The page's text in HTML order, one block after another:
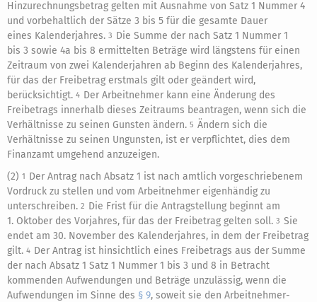
Hinzurechnungsbetrag gelten mit Ausnahme von Satz 1 Nummer 4
und vorbehaltlich der Sätze 3 bis 5 für die gesamte Dauer
eines Kalenderjahres. 3 Die Summe der nach Satz 1 Nummer 1
bis 3 sowie 4a bis 8 ermittelten Beträge wird längstens für einen
Zeitraum von zwei Kalenderjahren ab Beginn des Kalenderjahres,
für das der Freibetrag erstmals gilt oder geändert wird,
berücksichtigt. 4 Der Arbeitnehmer kann eine Änderung des
Freibetrags innerhalb dieses Zeitraums beantragen, wenn sich die
Verhältnisse zu seinen Gunsten ändern. 5 Ändern sich die
Verhältnisse zu seinen Ungunsten, ist er verpflichtet, dies dem
Finanzamt umgehend anzuzeigen.
(2) 1 Der Antrag nach Absatz 1 ist nach amtlich vorgeschriebenem
Vordruck zu stellen und vom Arbeitnehmer eigenhändig zu
unterschreiben. 2 Die Frist für die Antragstellung beginnt am
1. Oktober des Vorjahres, für das der Freibetrag gelten soll. 3 Sie
endet am 30. November des Kalenderjahres, in dem der Freibetrag
gilt. 4 Der Antrag ist hinsichtlich eines Freibetrags aus der Summe
der nach Absatz 1 Satz 1 Nummer 1 bis 3 und 8 in Betracht
kommenden Aufwendungen und Beträge unzulässig, wenn die
Aufwendungen im Sinne des § 9, soweit sie den Arbeitnehmer-